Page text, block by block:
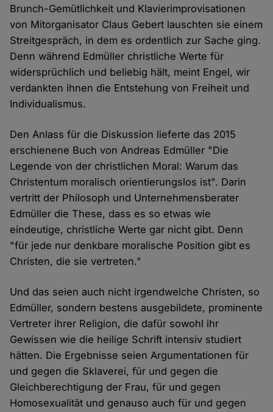
Brunch-Gemütlichkeit und Klavierimprovisationen
von Mitorganisator Claus Gebert lauschten sie einem
Streitgespräch, in dem es ordentlich zur Sache ging.
Denn während Edmüller christliche Werte für
widersprüchlich und beliebig hält, meint Engel, wir
verdankten ihnen die Entstehung von Freiheit und
Individualismus.
Den Anlass für die Diskussion lieferte das 2015
erschienene Buch von Andreas Edmüller "Die
Legende von der christlichen Moral: Warum das
Christentum moralisch orientierungslos ist". Darin
vertritt der Philosoph und Unternehmensberater
Edmüller die These, dass es so etwas wie
eindeutige, christliche Werte gar nicht gibt. Denn
"für jede nur denkbare moralische Position gibt es
Christen, die sie vertreten."
Und das seien auch nicht irgendwelche Christen, so
Edmüller, sondern bestens ausgebildete, prominente
Vertreter ihrer Religion, die dafür sowohl ihr
Gewissen wie die heilige Schrift intensiv studiert
hätten. Die Ergebnisse seien Argumentationen für
und gegen die Sklaverei, für und gegen die
Gleichberechtigung der Frau, für und gegen
Homosexualität und genauso auch für und gegen